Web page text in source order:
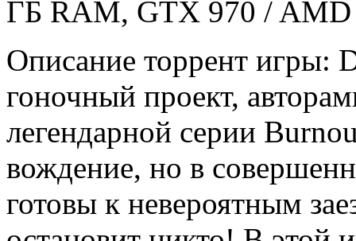
ГБ RAM, GTX 970 / AMD
Описание торрент
гоночный проект,
легендарной серии
вождение, но в
готовы к невероятным